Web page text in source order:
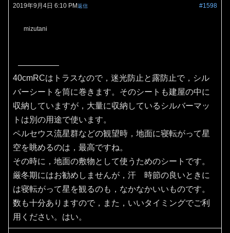
2019年9月4日 6:10 PM #1598
返信
mizutani
40cmRCはトラスなので，迷光防止と露防止で，シル
バーシートを筒に巻きます。そのシートも建屋の中に
収納していますが，大量に収納しているシルバーマッ
トは別の用途で使います。
ペルセウス流星群などの観望時，地面に寝転がって星
空を眺めるのは，最高ですね。
その時に，地面の敷物として使うためのシートです。
厳冬期にはお勧めしませんが，汗 時節の良いときに
は寝転がって星を観るのも，なかなかいいものです。
数も十分ありますので，また，いいタイミングでご利
用ください。はい。